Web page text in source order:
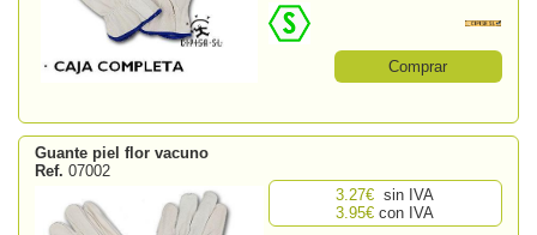
Comprar
Guante piel flor vacuno
Ref. 07002
3.27€ sin IVA
3.95€ con IVA